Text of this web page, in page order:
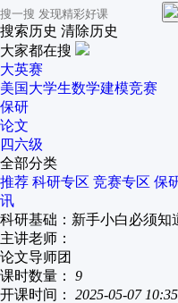
搜索历史 清除历史
大家都在搜
大英赛
美国大学生数学建模竞赛
保研
论文
四六级
全部分类
推荐 科研专区 竞赛专区 保
讯
科研基础：新手小白必须知
主讲老师：
论文导师团
课时数量：
9
开课时间：
2025-05-07